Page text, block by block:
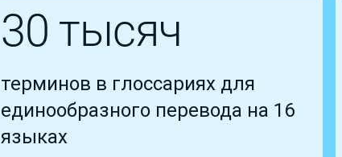
30 тысяч
терминов в глоссариях для
единообразного перевода на 16
языках